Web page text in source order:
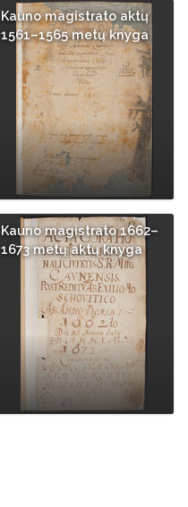
Kauno magistrato aktų
1561–1565 metų knyga
Kauno magistrato 1662–
1673 metų aktų knyga